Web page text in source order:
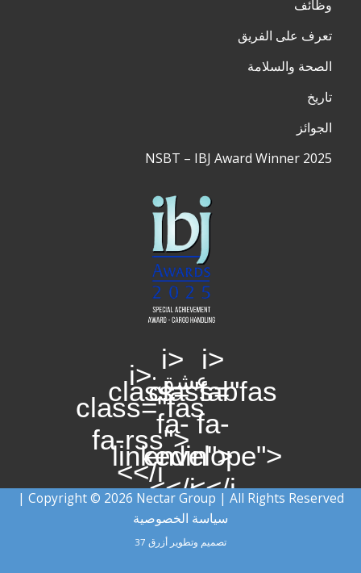
وظائف
تعرف على الفريق
الصحة والسلامة
تاريخ
الجوائز
NSBT – IBJ Award Winner 2025
عشق:
<i
class="fas
fa-
envelope">
</i>
<i
class="fab
fa-
linkedin">
</i>
<i
class="fas
fa-rss">
</i>
Copyright © 2026 Nectar Group | All Rights Reserved |
سياسة الخصوصية
تصميم وتطوير أزرق 37